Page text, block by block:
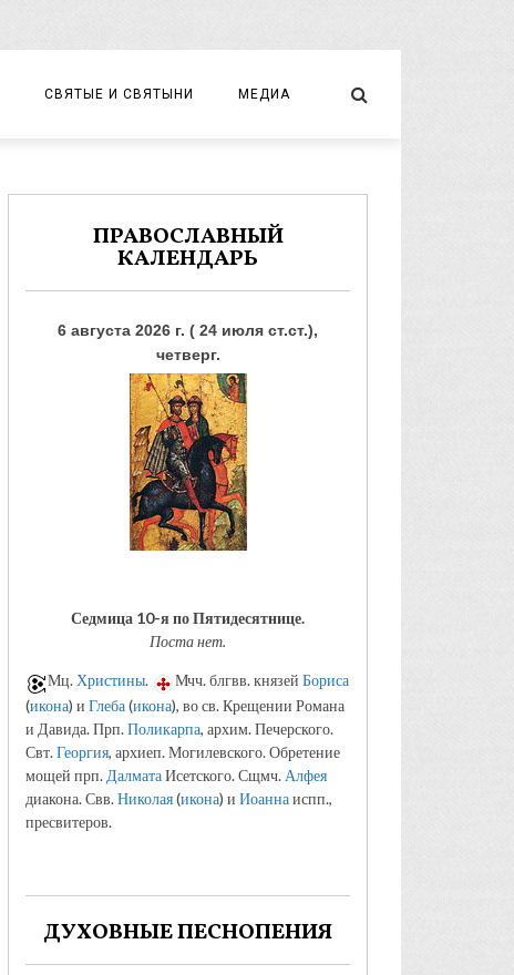
СВЯТЫЕ И СВЯТЫНИ МЕДИА
ФОТО
ПРАВОСЛАВНЫЙ
КАЛЕНДАРЬ
6 августа 2026 г. ( 24 июля ст.ст.),
четверг.
Седмица 10-я по Пятидесятнице.
Поста нет.
Мц. Христины. Мчч. блгвв. князей Бориса
(икона) и Глеба(икона), во св. Крещении Романа
и Давида. Прп.Поликарпа, архим. Печерского.
Свт.Георгия, архиеп. Могилевского. Обретение
мощей прп. ДалматаИсетского. Сщмч. Алфея
диакона. Свв.Николая(икона) и Иоаннаиспп.,
пресвитеров.
ДУХОВНЫЕ ПЕСНОПЕНИЯ